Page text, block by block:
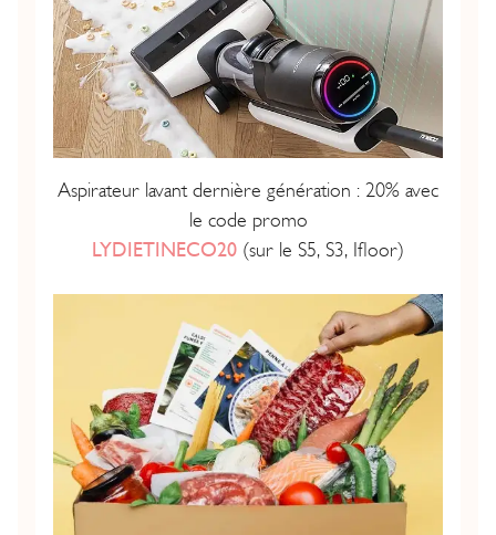
Aspirateur lavant dernière génération : 20% avec
le code promo
LYDIETINECO20 (sur le S5, S3, Ifloor)